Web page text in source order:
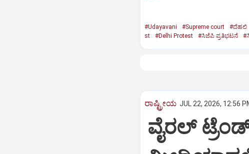
#Udayavani #Supreme court #ದೆಹಲಿ
st
#Delhi Protest #ಸಿಜೆಪಿ ಪ್ರತಿಭಟನೆ
ರಾಷ್ಟ್ರೀಯ JUL 22, 2026, 12:56
ವೈರಲ್